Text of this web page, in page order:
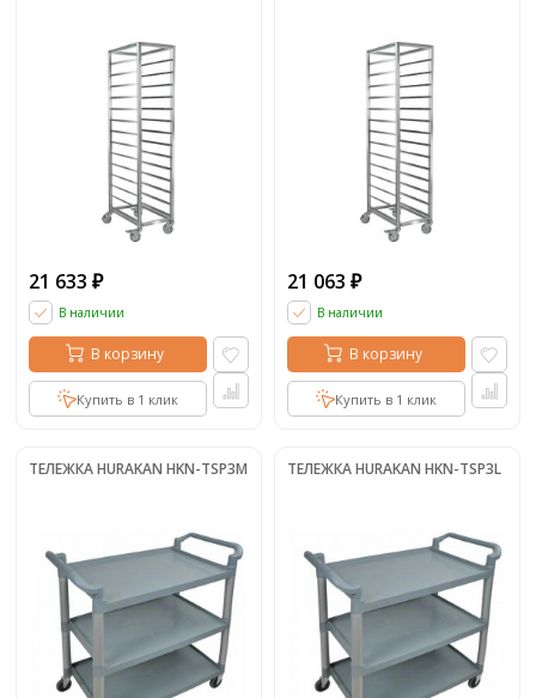
21 633 ₽
В наличии
В корзину
Купить в 1 клик
21 063 ₽
В наличии
В корзину
Купить в 1 клик
ТЕЛЕЖКА HURAKAN HKN-TSP3M ТЕЛЕЖКА HURAKAN HKN-TSP3L